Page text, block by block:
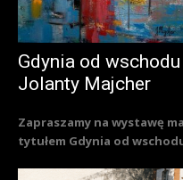
Gdynia od
Jolanty Majcher
Zapraszamy na wystawę
tytułem Gdynia od